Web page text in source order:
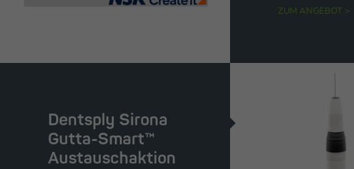
ZUM ANGEBOT >
Dentsply Sirona
Gutta-Smart™
Austauschaktion